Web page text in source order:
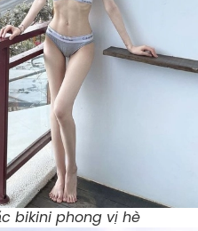
bikini phong vị hè